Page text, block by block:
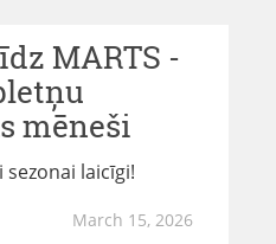
MARTS -
mēneši
sezonai laicīgi!
March 15, 2026